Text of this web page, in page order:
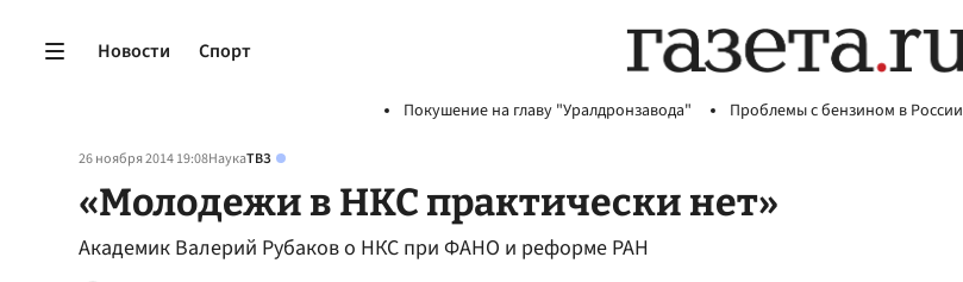
Новости Спорт
Покушение на главу "Уралдронзавода" Проблемы с бензином в России
26 ноября 2014 19:08НаукаТВЗ
«Молодежи в НКС практически нет»
Академик Валерий Рубаков о НКС при ФАНО и реформе РАН